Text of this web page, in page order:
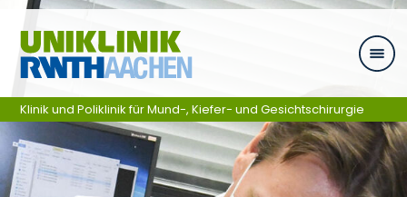
Ga naar navigatie
Klinik und Poliklinik für Mund-, Kiefer- und Gesichtschirurgie